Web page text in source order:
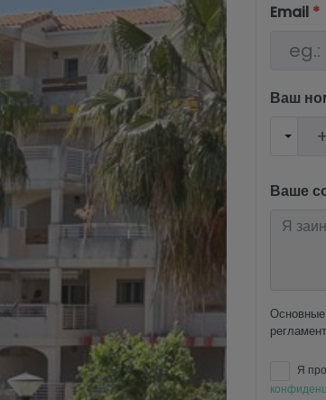
Email *
Ваш
Ваше
Основные
Я